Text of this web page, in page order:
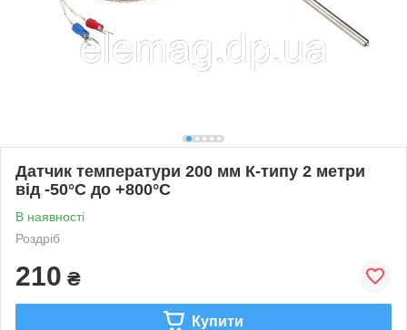
Датчик температури 200 мм К-типу 2 метри
від -50°C до +800°C
В наявності
Роздріб
210 ₴
Купити